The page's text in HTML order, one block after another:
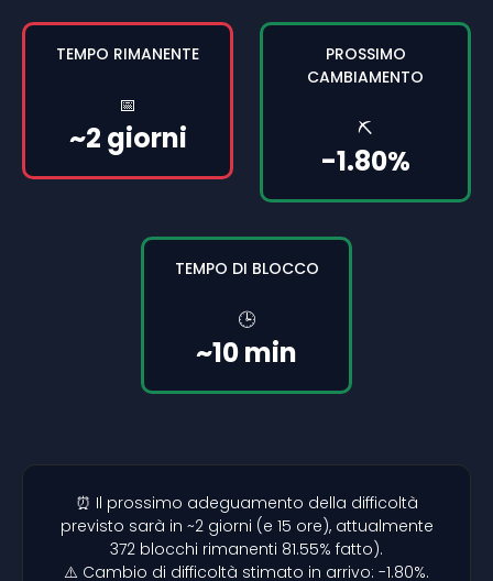
TEMPO RIMANENTE
📅
~2 giorni
PROSSIMO
CAMBIAMENTO
⛏️
-1.80%
TEMPO DI BLOCCO
🕒
~10 min
⏰ Il prossimo adeguamento della difficoltà
previsto sarà in ~2 giorni (e 15 ore), attualmente
372 blocchi rimanenti 81.55% fatto).
⚠️ Cambio di difficoltà stimato in arrivo: -1.80%.